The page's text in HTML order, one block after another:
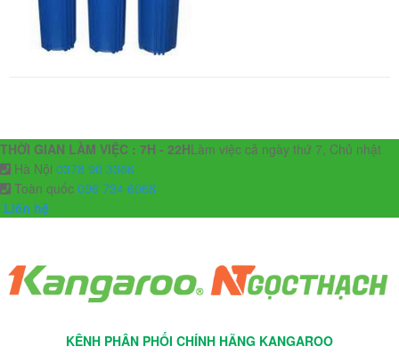
THỜI GIAN LÀM VIỆC : 7H - 22HLàm việc cả ngày thứ 7, Chủ nhật
Hà Nội 0378 90 3366
Toàn quốc 096 734 6068
Liên hệ
KÊNH PHÂN PHỐI CHÍNH HÃNG KANGAROO